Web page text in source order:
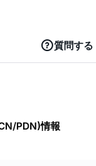
質問する
PDN)情報